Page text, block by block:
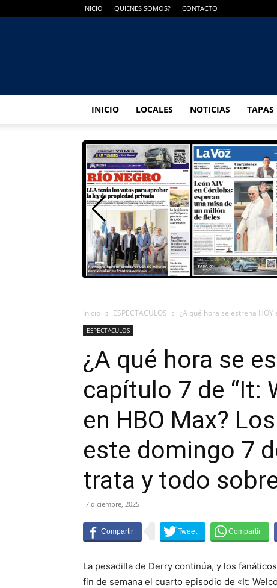
INICIO QUIENES SOMOS? CONTACTO
INICIO LOCALES NOTICIAS TAPAS
Inicio ESPECTACULOS ¿A qué hora se estrena HOY
ESPECTACULOS
¿A qué hora se
capítulo 7 de “It:
en HBO Max?
este domingo 7
trata y todo
7 diciembre, 2025
La pesadilla de Derry continúa, y los
fin de semana el cuarto episodio de «It: